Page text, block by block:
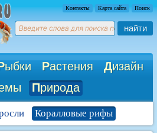
Контакты Карта сайта Поиск
найти
ыбки Растения Дизайн
Природа
Коралловые рифы